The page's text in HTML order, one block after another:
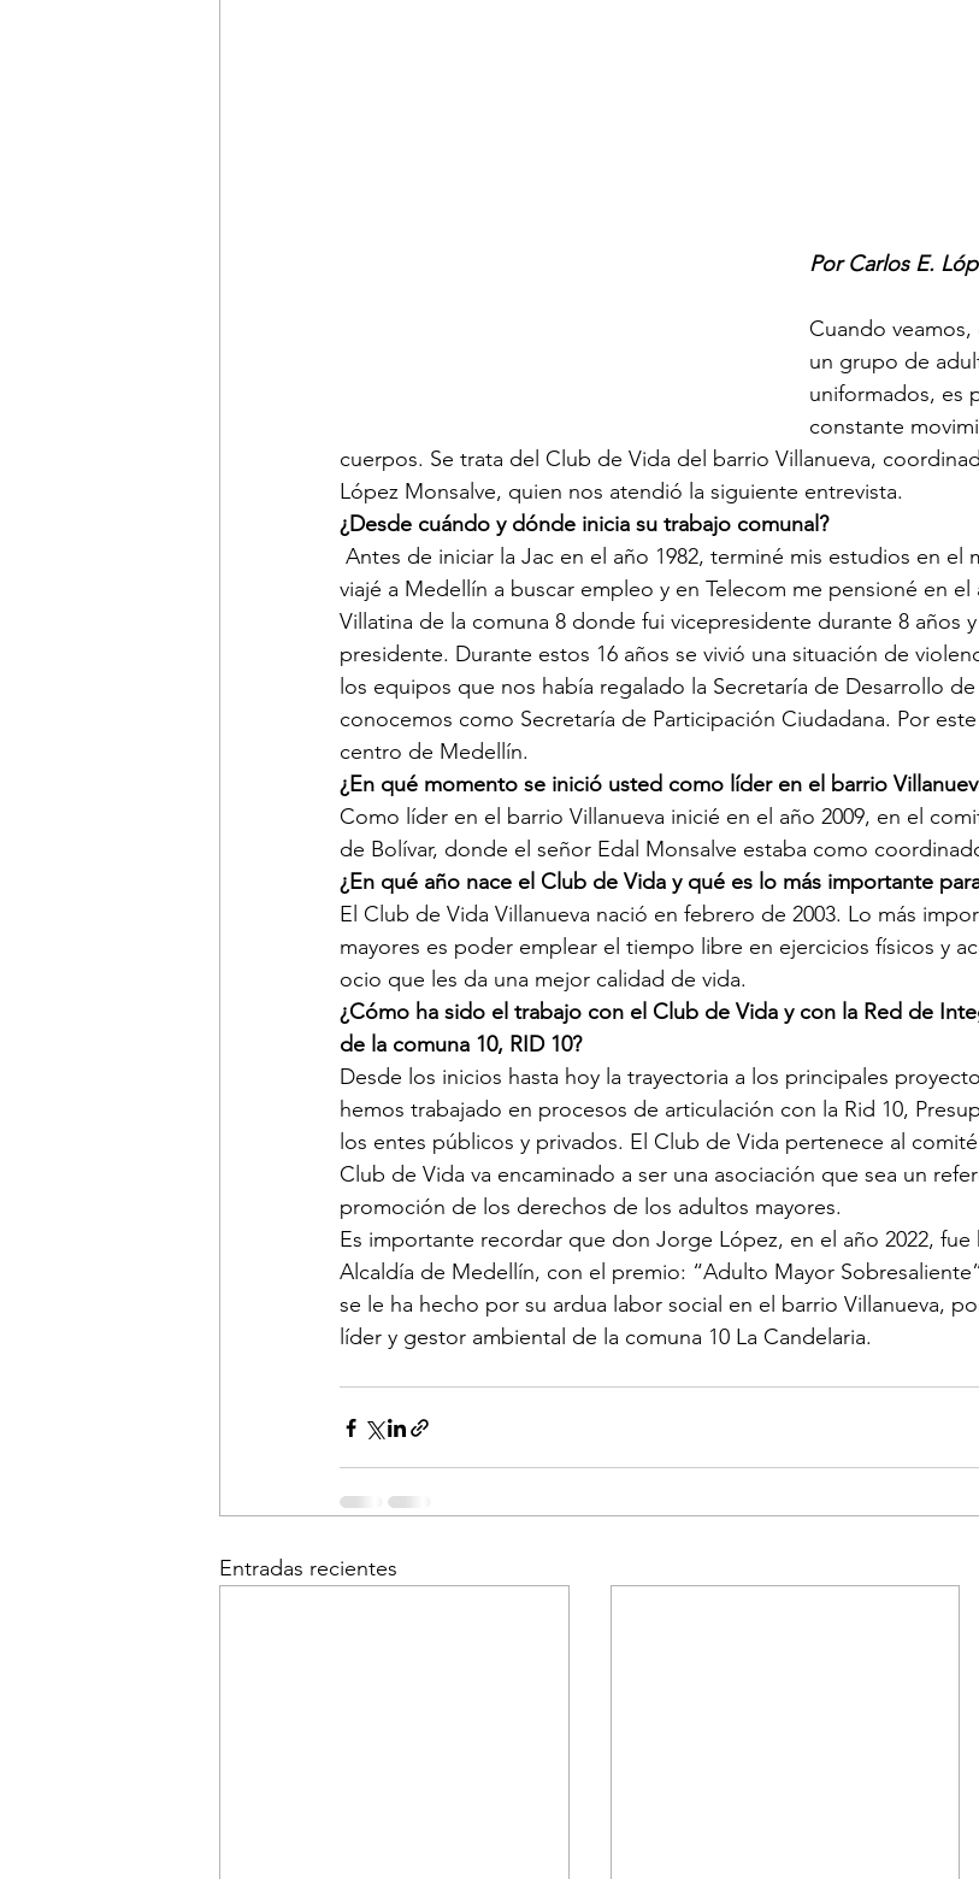
Por Carlos E.
Cuando
un grupo de
uniformados, es
constante
cuerpos. Se trata del Club de Vida del barrio Villanueva,
López Monsalve, quien nos atendió la siguiente entrevista.
¿Desde cuándo y dónde inicia su trabajo comunal?
viajé a Medellín a buscar empleo y en Telecom me pensioné en el
Villatina de la comuna 8 donde fui vicepresidente durante 8 años
presidente. Durante estos 16 años se vivió una situación de
los equipos que nos había regalado la Secretaría de Desarrollo
conocemos como Secretaría de Participación Ciudadana. Por
centro de Medellín.
¿En qué momento se inició usted como líder en el barrio
Como líder en el barrio Villanueva inicié en el año 2009, en el
de Bolívar, donde el señor Edal Monsalve estaba como
¿En qué año nace el Club de Vida y qué es lo más importante
El Club de Vida Villanueva nació en febrero de 2003. Lo más
mayores es poder emplear el tiempo libre en ejercicios físicos y
ocio que les da una mejor calidad de vida.
¿Cómo ha sido el trabajo con el Club de Vida y con la Red de
de la comuna 10, RID 10?
Desde los inicios hasta hoy la trayectoria a los principales
hemos trabajado en procesos de articulación con la Rid 10,
los entes públicos y privados. El Club de Vida pertenece al
Club de Vida va encaminado a ser una asociación que sea un
promoción de los derechos de los adultos mayores.
Es importante recordar que don Jorge López, en el año 2022,
Alcaldía de Medellín, con el premio: “Adulto Mayor
se le ha hecho por su ardua labor social en el barrio Villanueva,
líder y gestor ambiental de la comuna 10 La Candelaria.
Entradas recientes